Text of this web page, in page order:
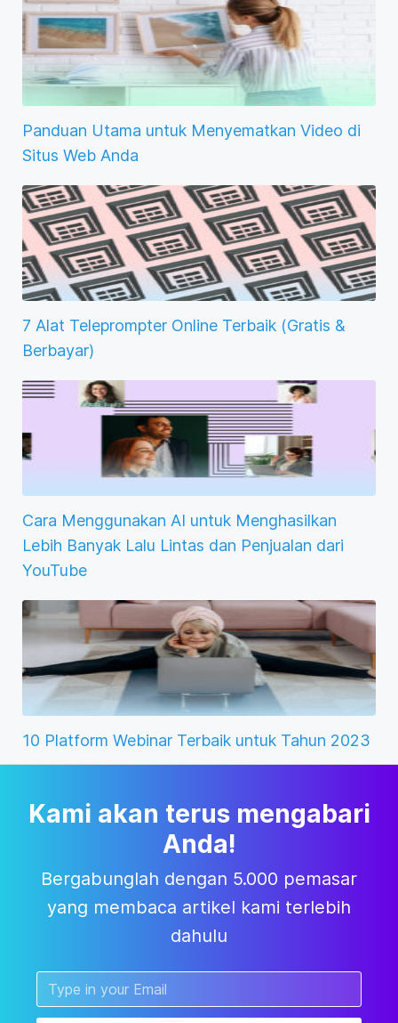
Panduan Utama untuk Menyematkan Video di
Situs Web Anda
7 Alat Teleprompter Online Terbaik (Gratis &
Berbayar)
Cara Menggunakan AI untuk Menghasilkan
Lebih Banyak Lalu Lintas dan Penjualan dari
YouTube
10 Platform Webinar Terbaik untuk Tahun 2023
Kami akan terus mengabari
Anda!
Bergabunglah dengan 5.000 pemasar
yang membaca artikel kami terlebih
dahulu